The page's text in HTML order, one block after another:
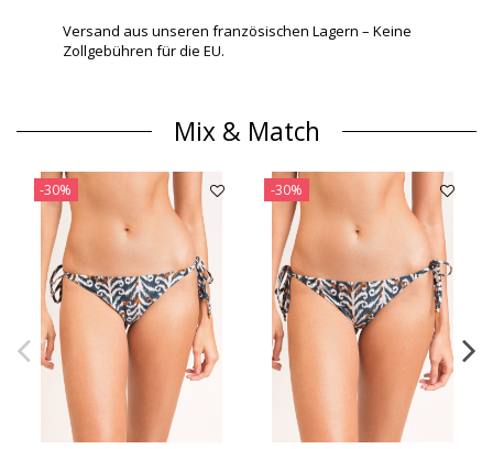
Versand aus unseren französischen Lagern – Keine
Zollgebühren für die EU.
Mix & Match
-30% -30%